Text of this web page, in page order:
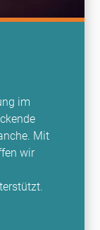
im
Mit
wir